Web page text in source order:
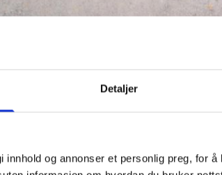
Detaljer
og annonser et personlig preg, for
APPELSIN OG